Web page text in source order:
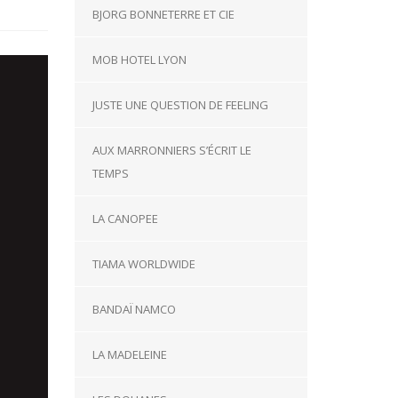
BJORG BONNETERRE ET CIE
MOB HOTEL LYON
JUSTE UNE QUESTION DE FEELING
AUX MARRONNIERS S’ÉCRIT LE
TEMPS
LA CANOPEE
TIAMA WORLDWIDE
BANDAÏ NAMCO
LA MADELEINE